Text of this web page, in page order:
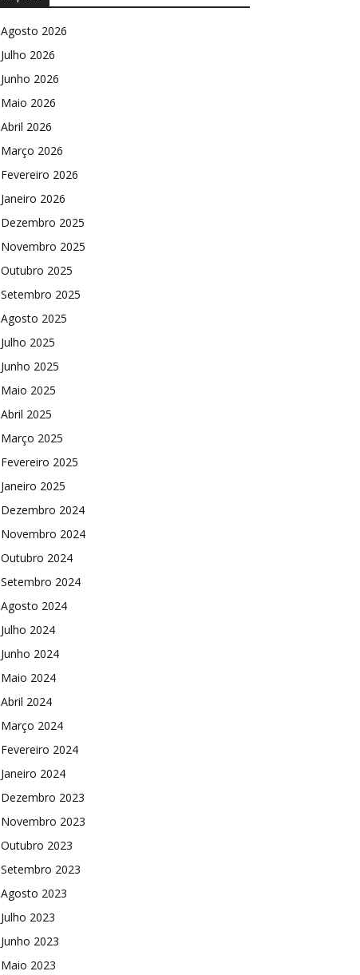
Agosto 2026
Julho 2026
Junho 2026
Maio 2026
Abril 2026
Março 2026
Fevereiro 2026
Janeiro 2026
Dezembro 2025
Novembro 2025
Outubro 2025
Setembro 2025
Agosto 2025
Julho 2025
Junho 2025
Maio 2025
Abril 2025
Março 2025
Fevereiro 2025
Janeiro 2025
Dezembro 2024
Novembro 2024
Outubro 2024
Setembro 2024
Agosto 2024
Julho 2024
Junho 2024
Maio 2024
Abril 2024
Março 2024
Fevereiro 2024
Janeiro 2024
Dezembro 2023
Novembro 2023
Outubro 2023
Setembro 2023
Agosto 2023
Julho 2023
Junho 2023
Maio 2023